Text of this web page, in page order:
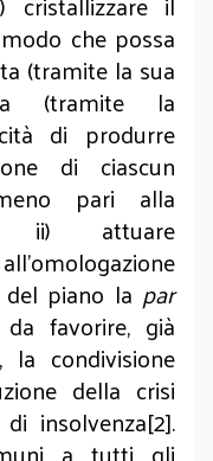
che possa
(tramite la sua
(tramite la
di produrre
di ciascun
pari alla
ii) attuare
del piano la par
favorire, già
condivisione
della crisi
insolvenza[2].